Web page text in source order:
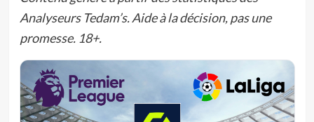
Analyseurs Tedam’s. Aide à la décision, pas une
promesse. 18+.